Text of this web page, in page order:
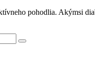
pohodlia. Akýmsi